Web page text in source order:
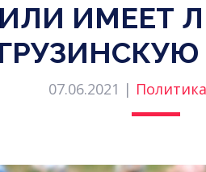
ИМЕЕТ
07.06.2021 | Политика